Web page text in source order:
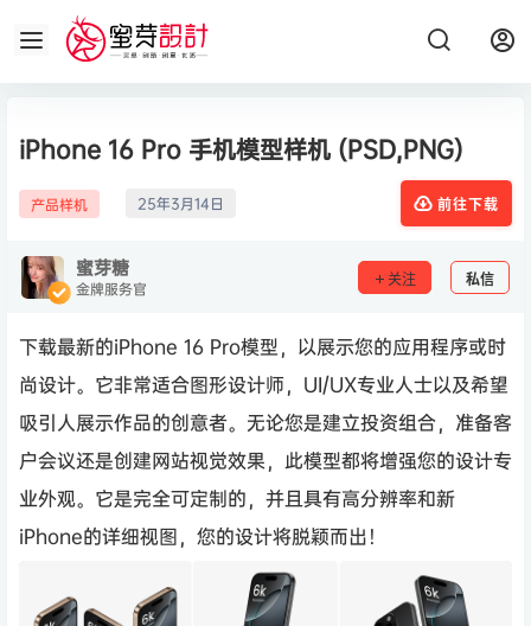
iPhone 16 Pro 手机模型样机 (PSD,PNG)
产品样机 25年3月14日 前往下载
蜜芽糖
金牌服务官 关注 私信
下载最新的iPhone 16 Pro模型，以展示您的应用程序或时
尚设计。它非常适合图形设计师，UI/UX专业人士以及希望
吸引人展示作品的创意者。无论您是建立投资组合，准备客
户会议还是创建网站视觉效果，此模型都将增强您的设计专
业外观。它是完全可定制的，并且具有高分辨率和新
iPhone的详细视图，您的设计将脱颖而出！